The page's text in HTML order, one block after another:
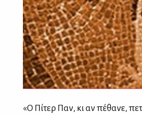
«Ο Πίτερ Παν, κι αν πέθανε,